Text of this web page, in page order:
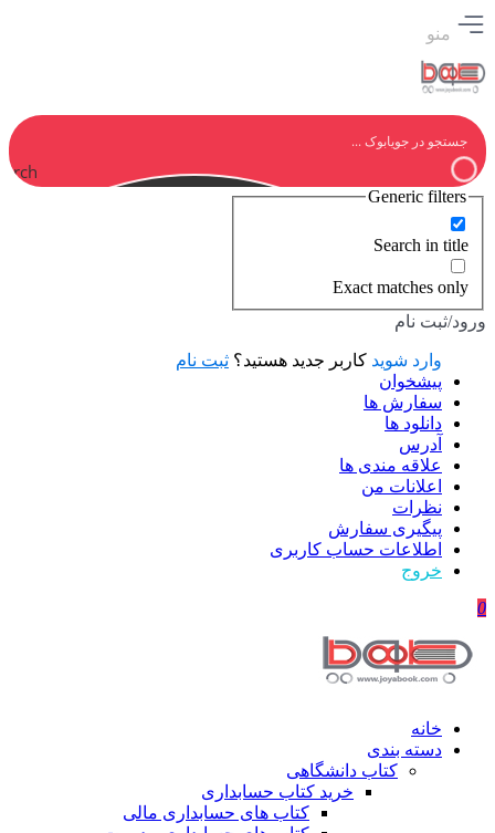
منو
Generic filters
Search in title
Exact matches only
ورود/ثبت نام
وارد شوید کاربر جدید هستید؟ ثبت نام
پیشخوان
سفارش ها
دانلود ها
آدرس
علاقه مندی ها
اعلانات من
نظرات
پیگیری سفارش
اطلاعات حساب كاربری
خروج
0
خانه
دسته بندی
کتاب دانشگاهی
خرید کتاب حسابداری
کتاب های حسابداری مالی